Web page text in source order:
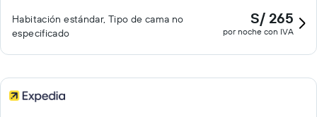
Habitación estándar, Tipo de cama no
especificado
S/ 265
por noche con IVA